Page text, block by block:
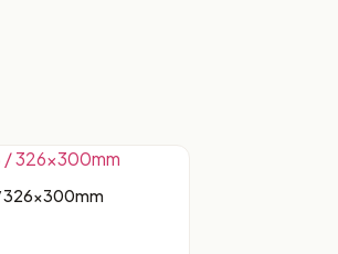
326x300mm